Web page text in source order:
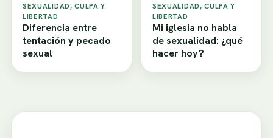
SEXUALIDAD, CULPA Y
LIBERTAD
Diferencia entre
tentación y pecado
sexual
SEXUALIDAD, CULPA Y
LIBERTAD
Mi iglesia no habla
de sexualidad: ¿qué
hacer hoy?